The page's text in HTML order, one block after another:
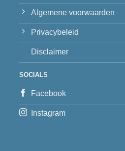
Algemene voorwaarden
Privacybeleid
Disclaimer
SOCIALS
Facebook
Instagram